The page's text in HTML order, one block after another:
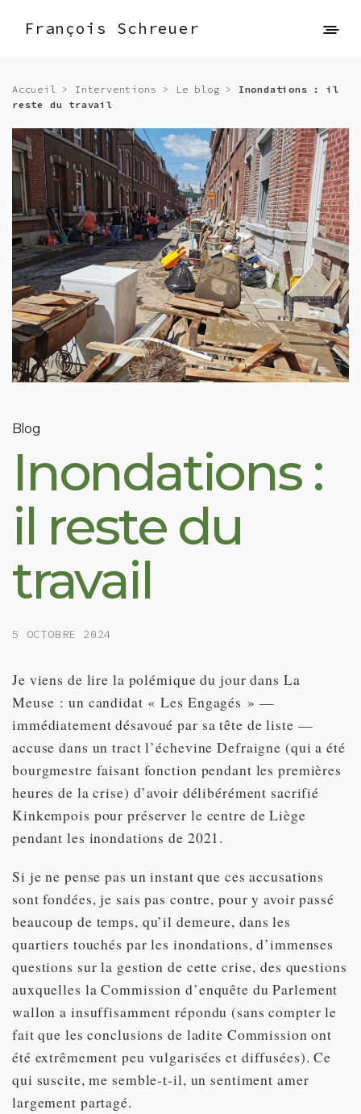
François Schreuer
Accueil > Interventions > Le blog > Inondations : il
reste du travail
Blog
Inondations :
il reste du
travail
5 OCTOBRE 2024
Je viens de lire la polémique du jour dans La
Meuse : un candidat « Les Engagés » —
immédiatement désavoué par sa tête de liste —
accuse dans un tract l’échevine Defraigne (qui a été
bourgmestre faisant fonction pendant les premières
heures de la crise) d’avoir délibérément sacrifié
Kinkempois pour préserver le centre de Liège
pendant les inondations de 2021.
Si je ne pense pas un instant que ces accusations
sont fondées, je sais pas contre, pour y avoir passé
beaucoup de temps, qu’il demeure, dans les
quartiers touchés par les inondations, d’immenses
questions sur la gestion de cette crise, des questions
auxquelles la Commission d’enquête du Parlement
wallon a insuffisamment répondu (sans compter le
fait que les conclusions de ladite Commission ont
été extrêmement peu vulgarisées et diffusées). Ce
qui suscite, me semble-t-il, un sentiment amer
largement partagé.